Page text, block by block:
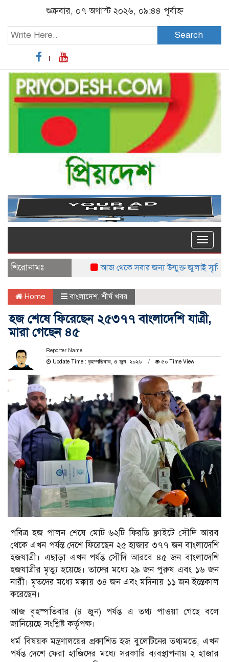
শুক্রবার, ০৭ অগাস্ট ২০২৬, ০৯:৪৪ পূর্বাহ্ন
Search
Toggle
শিরোনামঃ
আজ থেকে সবার জন্য উন্মুক্ত জুলাই স্মৃতি জাদুঘর
Home বাংলাদেশ,শীর্ষ খবর
হজ শেষে ফিরেছেন ২৫৩৭৭ বাংলাদেশি যাত্রী,
মারা গেছেন ৪৫
Reporter Name
Update Time : বৃহস্পতিবার, ৪ জুন, ২০২৬
৫০ Time View
পবিত্র হজ পালন শেষে মোট ৬২টি ফিরতি ফ্লাইটে সৌদি আরব
থেকে এখন পর্যন্ত দেশে ফিরেছেন ২৫ হাজার ৩৭৭ জন বাংলাদেশি
হজযাত্রী। এছাড়া এখন পর্যন্ত সৌদি আরবে ৪৫ জন বাংলাদেশি
হজযাত্রীর মৃত্যু হয়েছে। তাদের মধ্যে ২৯ জন পুরুষ এবং ১৬ জন
নারী। মৃতদের মধ্যে মক্কায় ৩৪ জন এবং মদিনায় ১১ জন ইন্তেকাল
করেছেন।
আজ বৃহস্পতিবার (৪ জুন) পর্যন্ত এ তথ্য পাওয়া গেছে বলে
জানিয়েছে সংশ্লিষ্ট কর্তৃপক্ষ।
ধর্ম বিষয়ক মন্ত্রণালয়ের প্রকাশিত হজ বুলেটিনের তথ্যমতে, এখন
পর্যন্ত দেশে ফেরা হাজিদের মধ্যে সরকারি ব্যবস্থাপনায় ২ হাজার